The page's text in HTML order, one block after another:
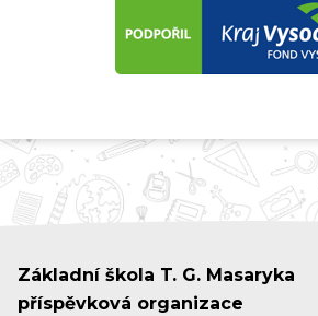
Základní škola T. G. Masaryka
příspěvková organizace